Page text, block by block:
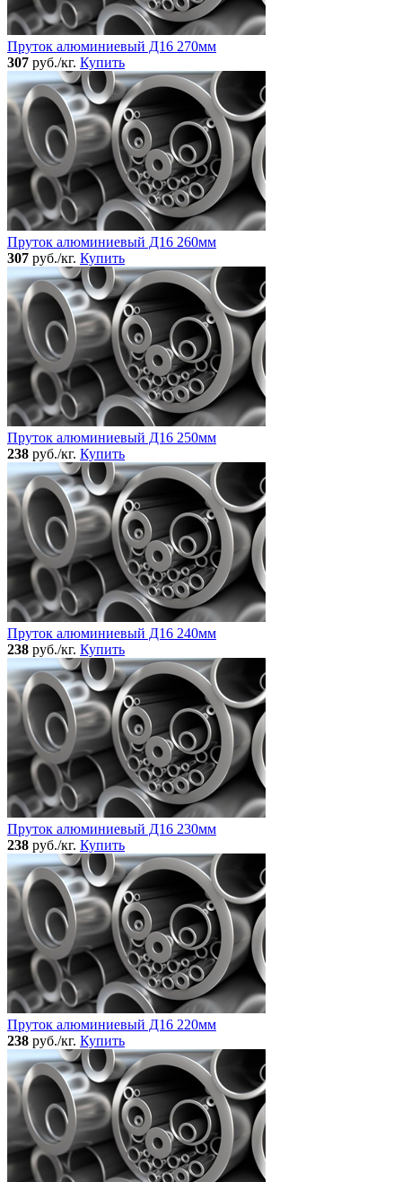
Пруток алюминиевый Д16 270мм
307 руб./кг. Купить
Пруток алюминиевый Д16 260мм
307 руб./кг. Купить
Пруток алюминиевый Д16 250мм
238 руб./кг. Купить
Пруток алюминиевый Д16 240мм
238 руб./кг. Купить
Пруток алюминиевый Д16 230мм
238 руб./кг. Купить
Пруток алюминиевый Д16 220мм
238 руб./кг. Купить